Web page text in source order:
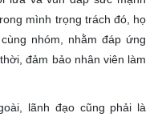
mình trọng trách đó, họ
nhóm, nhằm đáp ứng
đảm bảo nhân viên làm
lãnh đạo cũng phải là